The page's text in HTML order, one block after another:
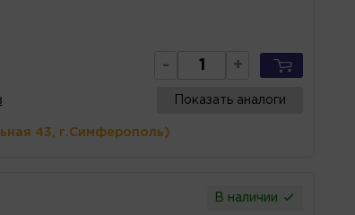
- +
Показать аналоги
43, г.Симферополь)
В наличии